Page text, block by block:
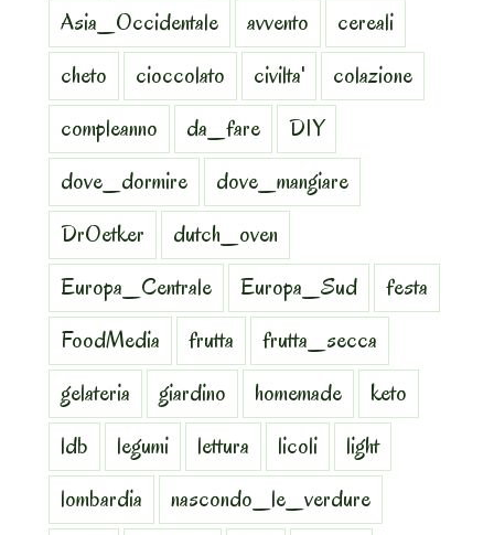
Asia_Occidentale
avvento
cereali
cheto
cioccolato civilta'
colazione
compleanno
da_fare
DIY
dove_dormire
dove_mangiare
DrOetker
dutch_oven
Europa_Centrale
Europa_Sud
festa
FoodMedia
frutta
frutta_secca
gelateria
giardino homemade
keto
ldb
legumi lettura licoli
light
lombardia
nascondo_le_verdure